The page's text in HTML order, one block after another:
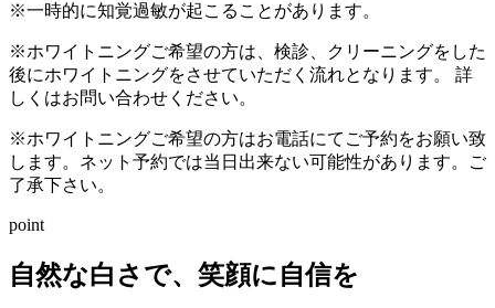
※一時的に知覚過敏が起こることがあります。
※ホワイトニングご希望の方は、検診、クリーニングをした
後にホワイトニングをさせていただく流れとなります。 詳
しくはお問い合わせください。
※ホワイトニングご希望の方はお電話にてご予約をお願い致
します。ネット予約では当日出来ない可能性があります。ご
了承下さい。
point
自然な白さで、笑顔に自信を